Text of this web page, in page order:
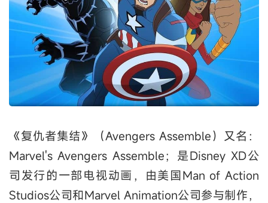
《复仇者集结》（Avengers Assemble）又名：
Marvel's Avengers Assemble；是Disney XD公
司发行的一部电视动画，由美国Man of Action
Studios公司和Marvel Animation公司参与制作，